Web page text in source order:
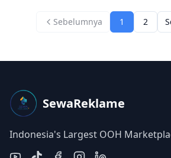
Sebelumnya 1 2
SewaReklame
Indonesia's Largest OOH